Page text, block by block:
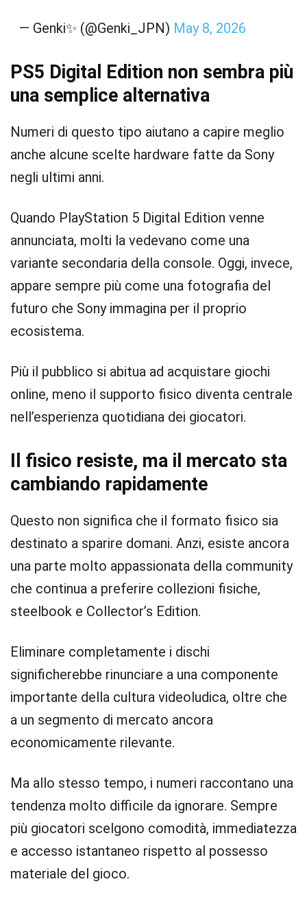
— Genki✨ (@Genki_JPN) May 8, 2026
PS5 Digital Edition non sembra più
una semplice alternativa
Numeri di questo tipo aiutano a capire meglio
anche alcune scelte hardware fatte da Sony
negli ultimi anni.
Quando PlayStation 5 Digital Edition venne
annunciata, molti la vedevano come una
variante secondaria della console. Oggi, invece,
appare sempre più come una fotografia del
futuro che Sony immagina per il proprio
ecosistema.
Più il pubblico si abitua ad acquistare giochi
online, meno il supporto fisico diventa centrale
nell’esperienza quotidiana dei giocatori.
Il fisico resiste, ma il mercato sta
cambiando rapidamente
Questo non significa che il formato fisico sia
destinato a sparire domani. Anzi, esiste ancora
una parte molto appassionata della community
che continua a preferire collezioni fisiche,
steelbook e Collector’s Edition.
Eliminare completamente i dischi
significherebbe rinunciare a una componente
importante della cultura videoludica, oltre che
a un segmento di mercato ancora
economicamente rilevante.
Ma allo stesso tempo, i numeri raccontano una
tendenza molto difficile da ignorare. Sempre
più giocatori scelgono comodità, immediatezza
e accesso istantaneo rispetto al possesso
materiale del gioco.